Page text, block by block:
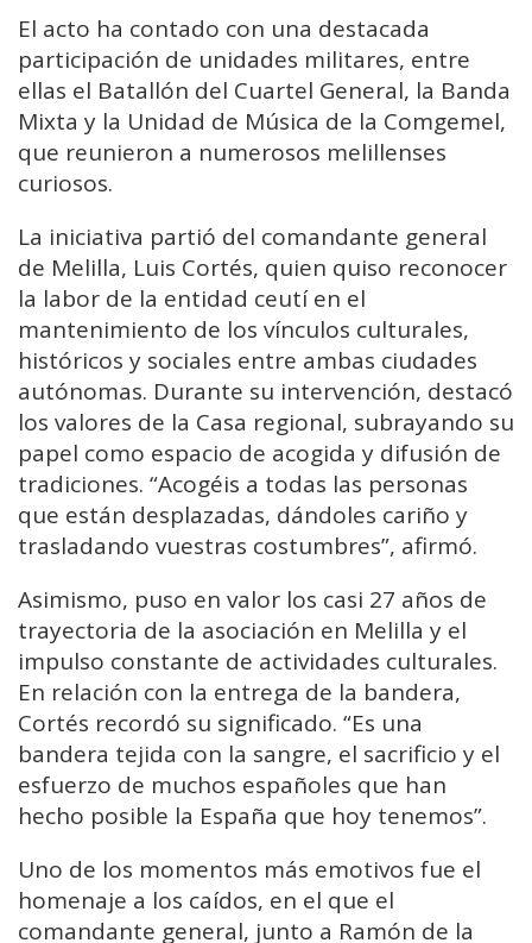
El acto ha contado con una destacada
participación de unidades militares, entre
ellas el Batallón del Cuartel General, la Banda
Mixta y la Unidad de Música de la Comgemel,
que reunieron a numerosos melillenses
curiosos.
La iniciativa partió del comandante general
de Melilla, Luis Cortés, quien quiso reconocer
la labor de la entidad ceutí en el
mantenimiento de los vínculos culturales,
históricos y sociales entre ambas ciudades
autónomas. Durante su intervención, destacó
los valores de la Casa regional, subrayando su
papel como espacio de acogida y difusión de
tradiciones. “Acogéis a todas las personas
que están desplazadas, dándoles cariño y
trasladando vuestras costumbres”, afirmó.
Asimismo, puso en valor los casi 27 años de
trayectoria de la asociación en Melilla y el
impulso constante de actividades culturales.
En relación con la entrega de la bandera,
Cortés recordó su significado. “Es una
bandera tejida con la sangre, el sacrificio y el
esfuerzo de muchos españoles que han
hecho posible la España que hoy tenemos”.
Uno de los momentos más emotivos fue el
homenaje a los caídos, en el que el
comandante general, junto a Ramón de la